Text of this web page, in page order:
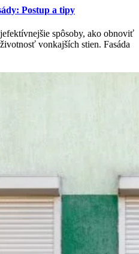
Postup a tipy
spôsoby, ako obnoviť
vonkajších stien. Fasáda